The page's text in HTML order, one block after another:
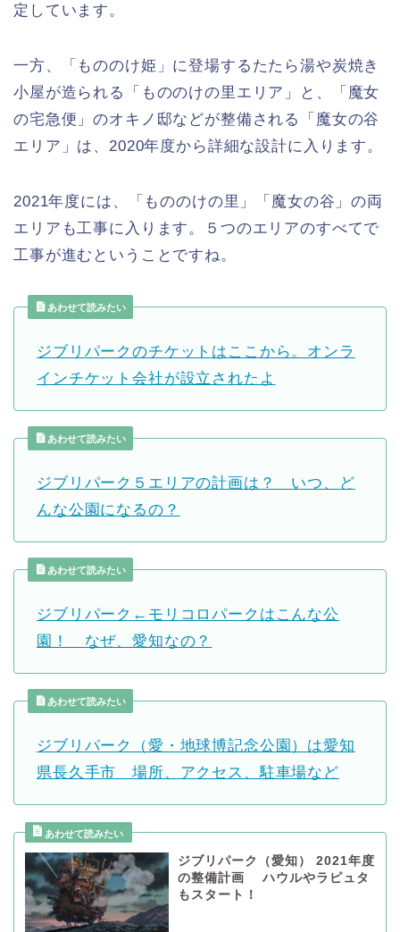
定しています。
一方、「もののけ姫」に登場するたたら湯や炭焼き
小屋が造られる「もののけの里エリア」と、「魔女
の宅急便」のオキノ邸などが整備される「魔女の谷
エリア」は、2020年度から詳細な設計に入ります。
2021年度には、「もののけの里」「魔女の谷」の両
エリアも工事に入ります。５つのエリアのすべてで
工事が進むということですね。
あわせて読みたい
ジブリパークのチケットはここから。オンラ
インチケット会社が設立されたよ
あわせて読みたい
ジブリパーク５エリアの計画は？ いつ、ど
んな公園になるの？
あわせて読みたい
ジブリパーク←モリコロパークはこんな公
園！ なぜ、愛知なの？
あわせて読みたい
ジブリパーク（愛・地球博記念公園）は愛知
県長久手市 場所、アクセス、駐車場など
ジブリパーク（愛知） 2021年度
の整備計画 ハウルやラピュタ
もスタート！